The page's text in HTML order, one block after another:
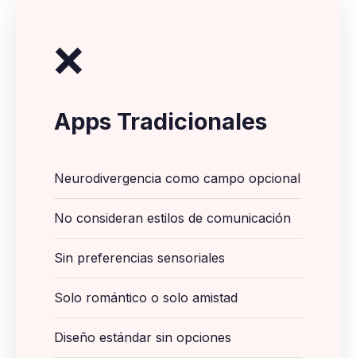
❌
Apps Tradicionales
Neurodivergencia como campo opcional
No consideran estilos de comunicación
Sin preferencias sensoriales
Solo romántico o solo amistad
Diseño estándar sin opciones